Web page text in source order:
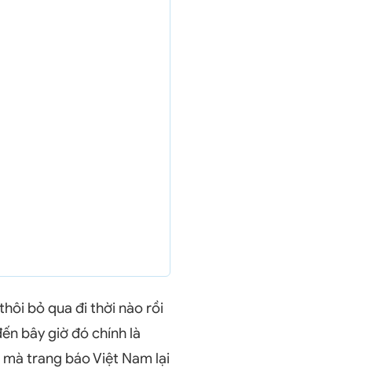
bỏ qua đi thời nào rồi
bây giờ đó chính là
trang báo Việt Nam lại